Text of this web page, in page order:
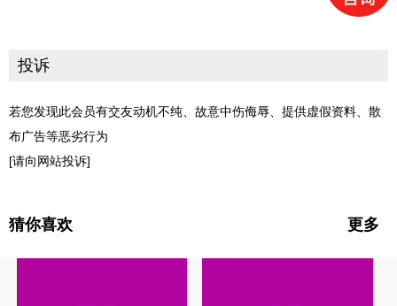
投诉
若您发现此会员有交友动机不纯、故意中伤侮辱、提供虚假资料、散
布广告等恶劣行为
[请向网站投诉]
猜你喜欢 更多